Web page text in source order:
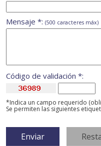
Mensaje *: (500 caracteres máx)
Código de validación *:
*Indica un campo requerido
Se permiten las siguientes